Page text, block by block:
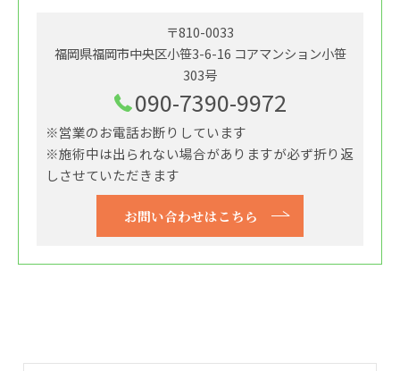
〒810-0033
福岡県福岡市中央区小笹3-6-16 コアマンション小笹
303号
090-7390-9972
※営業のお電話お断りしています
※施術中は出られない場合がありますが必ず折り返
しさせていただきます
お問い合わせはこちら